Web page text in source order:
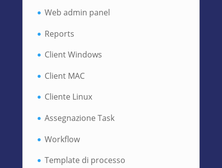
Web admin panel
Reports
Client Windows
Client MAC
Cliente Linux
Assegnazione Task
Workflow
Template di processo